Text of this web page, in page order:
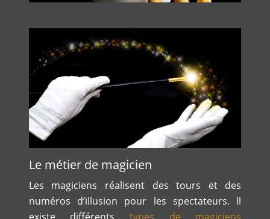
Le métier de magicien
Les magiciens réalisent des tours et des
numéros d’illusion pour les spectateurs. Il